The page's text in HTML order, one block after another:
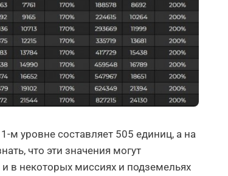
уровне составляет 505 единиц, а на
что эти значения могут
в некоторых миссиях и подземельях